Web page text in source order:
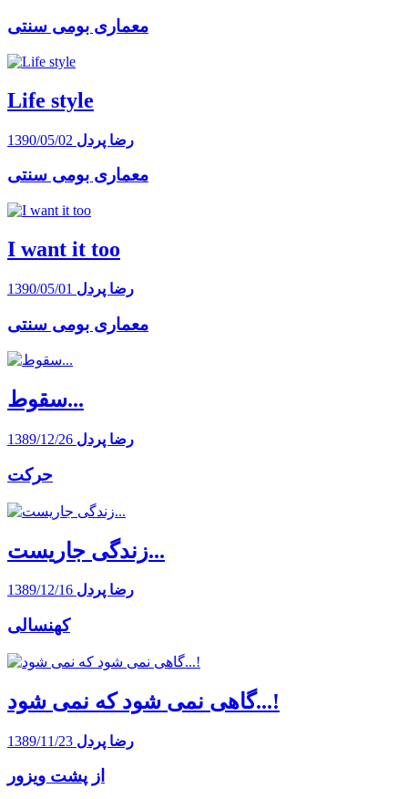
معماری بومی سنتی
Life style
رضا پردل 1390/05/02
معماری بومی سنتی
I want it too
رضا پردل 1390/05/01
معماری بومی سنتی
سقوط...
رضا پردل 1389/12/26
حرکت
زندگی جاریست...
رضا پردل 1389/12/16
کهنسالی
گاهی نمی شود که نمی شود...!
رضا پردل 1389/11/23
از پشت ویزور